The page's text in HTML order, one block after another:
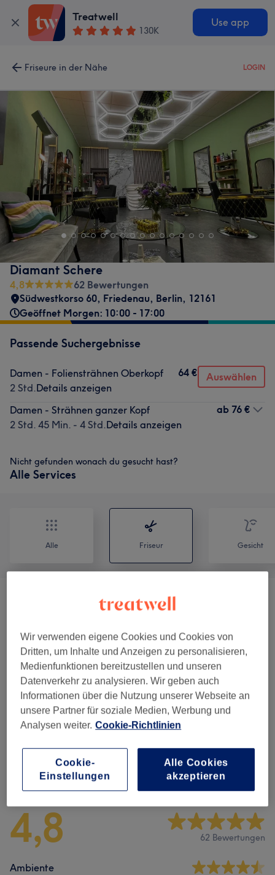
Treatwell
130K
Use app
Friseure in der Nähe LOGIN
Diamant Schere
4,8
62 Bewertungen
Südwestkorso 60, Friedenau, Berlin, 12161
Geöffnet Morgen: 10:00 - 17:00
Passende Suchergebnisse
Damen - Foliensträhnen Oberkopf
2 Std.Details anzeigen
64 € Auswählen
Damen - Strähnen ganzer Kopf
2 Std. 45 Min. - 4 Std.Details anzeigen
ab 76 €
Nicht gefunden wonach du gesucht hast?
Alle Services
Alle Friseur Gesicht
Damen - Haarschnitte & Stylings (3
Damen - Farbe & Coloration (5) ab 38 €
Haarkuren & Pflege (3) ab 10 €
Herren - Haarschnitte & Stylings (4) ab 15 €
Kinder - Haarschnitte & Stylings (1)
Salonbewertungen
4,8 62 Bewertungen
Ambiente
Wir verwenden eigene Cookies und Cookies von
Dritten, um Inhalte und Anzeigen zu personalisieren,
Medienfunktionen bereitzustellen und unseren
Datenverkehr zu analysieren. Wir geben auch
Informationen über die Nutzung unserer Webseite an
unsere Partner für soziale Medien, Werbung und
Analysen weiter. Cookie-Richtlinien
Cookie-
Einstellungen
Alle Cookies
akzeptieren